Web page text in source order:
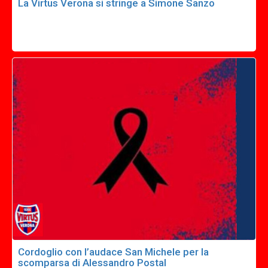
La Virtus Verona si stringe a Simone Sanzo
Cordoglio con l’audace San Michele per la
scomparsa di Alessandro Postal